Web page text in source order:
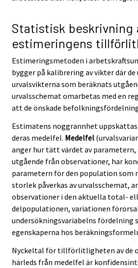
Statistisk beskrivning
estimeringens
Estimeringsmetoden i
bygger på kalibrering av vikter där
urvalsvikterna som beräknats
urvalsschemat omarbetas med en
att de önskade
Estimatens noggrannhet uppskattas
deras medelfel. Medelfel
anger hur tätt värdet av
utgående från observationer, har
parametern för den population som
storlek påverkas av urvalsschemat,
observationer i den aktuella total-
delpopulationen, variationen
undersökningsvariabelns fördelning
egenskaperna hos
Nyckeltal för tillförlitligheten av de
härleds från medelfel är